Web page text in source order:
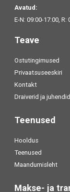
Avatud:
E-N: 09:00-17:00, R:
Teave
Ostutingimused
Privaatsuseeskiri
Kontakt
Draiverid ja juhendid
Teenused
Hooldus
Teenused
Maandumisleht
Makse- ja